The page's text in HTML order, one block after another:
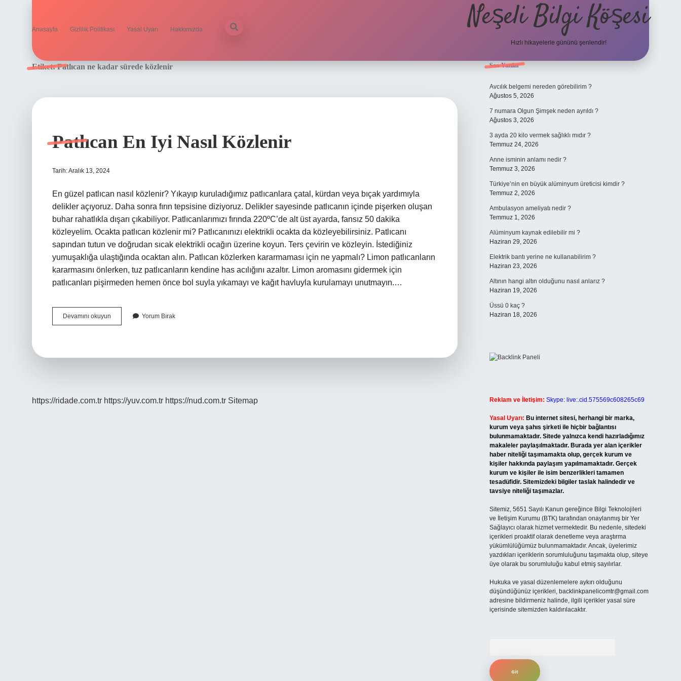
Anasayfa Gizlilik Politikası Yasal Uyarı Hakkımızda Neşeli Bilgi Köşesi
Hızlı hikayelerle gününü şenlendir!
Etiket:Patlıcan ne kadar sürede közlenir
Patlıcan En Iyi Nasıl Közlenir
Tarih: Aralık 13, 2024
En güzel patlıcan nasıl közlenir? Yıkayıp kuruladığımız patlıcanlara çatal, kürdan veya bıçak yardımıyla
delikler açıyoruz. Daha sonra fırın tepsisine diziyoruz. Delikler sayesinde patlıcanın içinde pişerken oluşan
buhar rahatlıkla dışarı çıkabiliyor. Patlıcanlarımızı fırında 220ºC’de alt üst ayarda, fansız 50 dakika
közleyelim. Ocakta patlıcan közlenir mi? Patlıcanınızı elektrikli ocakta da közleyebilirsiniz. Patlıcanı
sapından tutun ve doğrudan sıcak elektrikli ocağın üzerine koyun. Ters çevirin ve közleyin. İstediğiniz
yumuşaklığa ulaştığında ocaktan alın. Patlıcan közlerken kararmaması için ne yapmalı? Limon patlıcanların
kararmasını önlerken, tuz patlıcanların kendine has acılığını azaltır. Limon aromasını gidermek için
patlıcanları pişirmeden hemen önce bol suyla yıkamayı ve kağıt havluyla kurulamayı unutmayın.…
Devamını okuyun
En
Yorum Bırak
https://ridade.com.tr https://yuv.com.tr https://nud.com.tr Sitemap
Sidebar
Son Yazılar
Avcılık belgemi nereden görebilirim ?
Ağustos 5, 2026
7 numara Olgun Şimşek neden ayrıldı ?
Ağustos 3, 2026
3 ayda 20 kilo vermek sağlıklı mıdır ?
Temmuz 24, 2026
Anne isminin anlamı nedir ?
Temmuz 3, 2026
Türkiye’nin en büyük alüminyum üreticisi kimdir ?
Temmuz 2, 2026
Ambulasyon ameliyatı nedir ?
Temmuz 1, 2026
Alüminyum kaynak edilebilir mi ?
Haziran 29, 2026
Elektrik bantı yerine ne kullanabilirim ?
Haziran 23, 2026
Altının hangi altın olduğunu nasıl anlarız ?
Haziran 19, 2026
Üssü 0 kaç ?
Haziran 18, 2026
Reklam ve İletişim: Skype: live:.cid.575569c608265c69
Yasal Uyarı: Bu internet sitesi, herhangi bir marka,
kurum veya şahıs şirketi ile hiçbir bağlantısı
bulunmamaktadır. Sitede yalnızca kendi hazırladığımız
makaleler paylaşılmaktadır. Burada yer alan içerikler
haber niteliği taşımamakta olup, gerçek kurum ve
kişiler hakkında paylaşım yapılmamaktadır. Gerçek
kurum ve kişiler ile isim benzerlikleri tamamen
tesadüfidir. Sitemizdeki bilgiler taslak halindedir ve
tavsiye niteliği taşımazlar.
Sitemiz, 5651 Sayılı Kanun gereğince Bilgi Teknolojileri
ve İletişim Kurumu (BTK) tarafından onaylanmış bir Yer
Sağlayıcı olarak hizmet vermektedir. Bu nedenle, sitedeki
içerikleri proaktif olarak denetleme veya araştırma
yükümlülüğümüz bulunmamaktadır. Ancak, üyelerimiz
yazdıkları içeriklerin sorumluluğunu taşımakta olup, siteye
üye olarak bu sorumluluğu kabul etmiş sayılırlar.
Hukuka ve yasal düzenlemelere aykırı olduğunu
düşündüğünüz içerikleri, backlinkpanelicomtr@gmail.com
adresine bildirmeniz halinde, ilgili içerikler yasal süre
içerisinde sitemizden kaldırılacaktır.